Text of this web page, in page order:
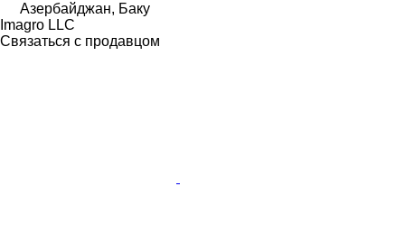
Азербайджан, Баку
Imagro LLC
Связаться с продавцом